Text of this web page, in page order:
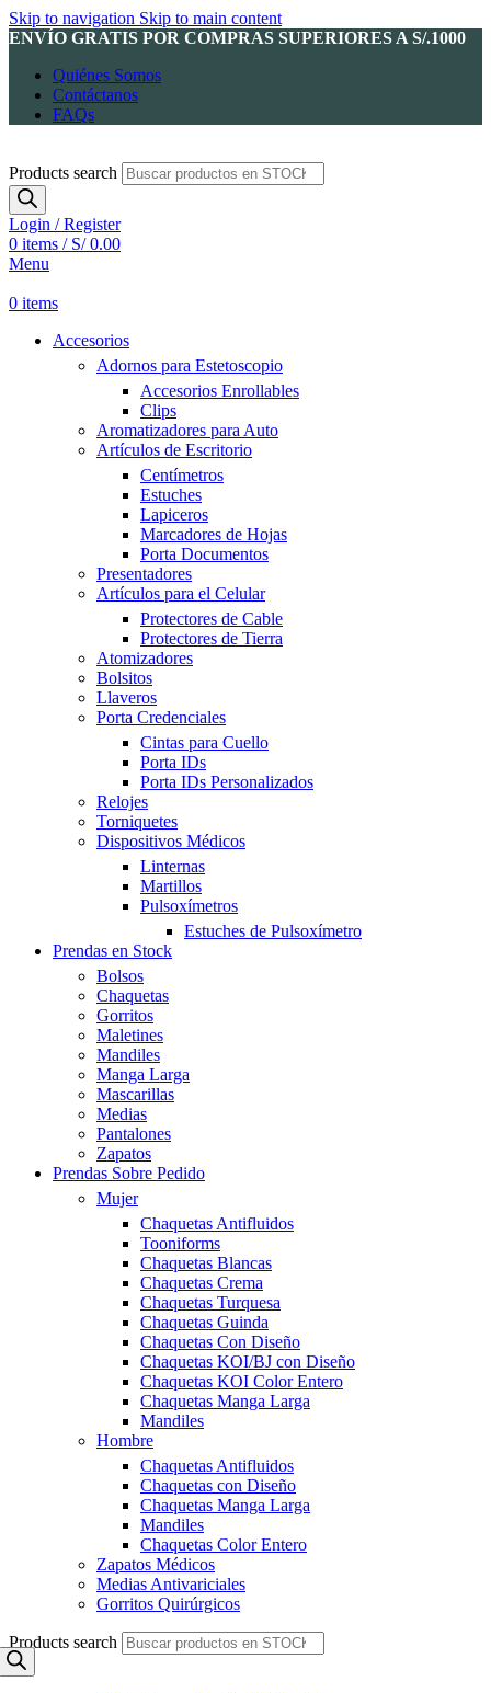
Skip to navigation Skip to main content
ENVÍO GRATIS POR COMPRAS SUPERIORES A S/.1000
Quiénes Somos
Contáctanos
FAQs
Products search
Login / Register
0 items / S/0.00
Menu
0 items
Accesorios
Adornos para Estetoscopio
Accesorios Enrollables
Clips
Aromatizadores para Auto
Artículos de Escritorio
Centímetros
Estuches
Lapiceros
Marcadores de Hojas
Porta Documentos
Presentadores
Artículos para el Celular
Protectores de Cable
Protectores de Tierra
Atomizadores
Bolsitos
Llaveros
Porta Credenciales
Cintas para Cuello
Porta IDs
Porta IDs Personalizados
Relojes
Torniquetes
Dispositivos Médicos
Linternas
Martillos
Pulsoxímetros
Estuches de Pulsoxímetro
Prendas en Stock
Bolsos
Chaquetas
Gorritos
Maletines
Mandiles
Manga Larga
Mascarillas
Medias
Pantalones
Zapatos
Prendas Sobre Pedido
Mujer
Chaquetas Antifluidos
Tooniforms
Chaquetas Blancas
Chaquetas Crema
Chaquetas Turquesa
Chaquetas Guinda
Chaquetas Con Diseño
Chaquetas KOI/BJ con Diseño
Chaquetas KOI Color Entero
Chaquetas Manga Larga
Mandiles
Hombre
Chaquetas Antifluidos
Chaquetas con Diseño
Chaquetas Manga Larga
Mandiles
Chaquetas Color Entero
Zapatos Médicos
Medias Antivariciales
Gorritos Quirúrgicos
Products search